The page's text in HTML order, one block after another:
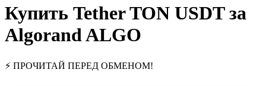
Купить Tether TON USDT за
Algorand ALGO
⚡ ПРОЧИТАЙ ПЕРЕД ОБМЕНОМ!